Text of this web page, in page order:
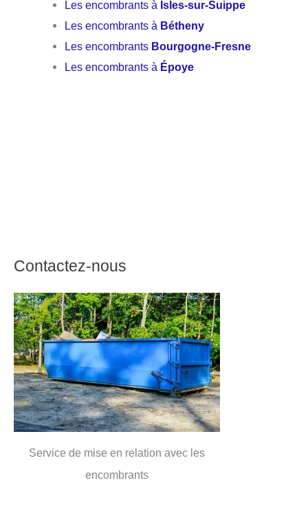
Les encombrants à Isles-sur-Suippe
Les encombrants à Bétheny
Les encombrants Bourgogne-Fresne
Les encombrants à Époye
Contactez-nous
Service de mise en relation avec les
encombrants